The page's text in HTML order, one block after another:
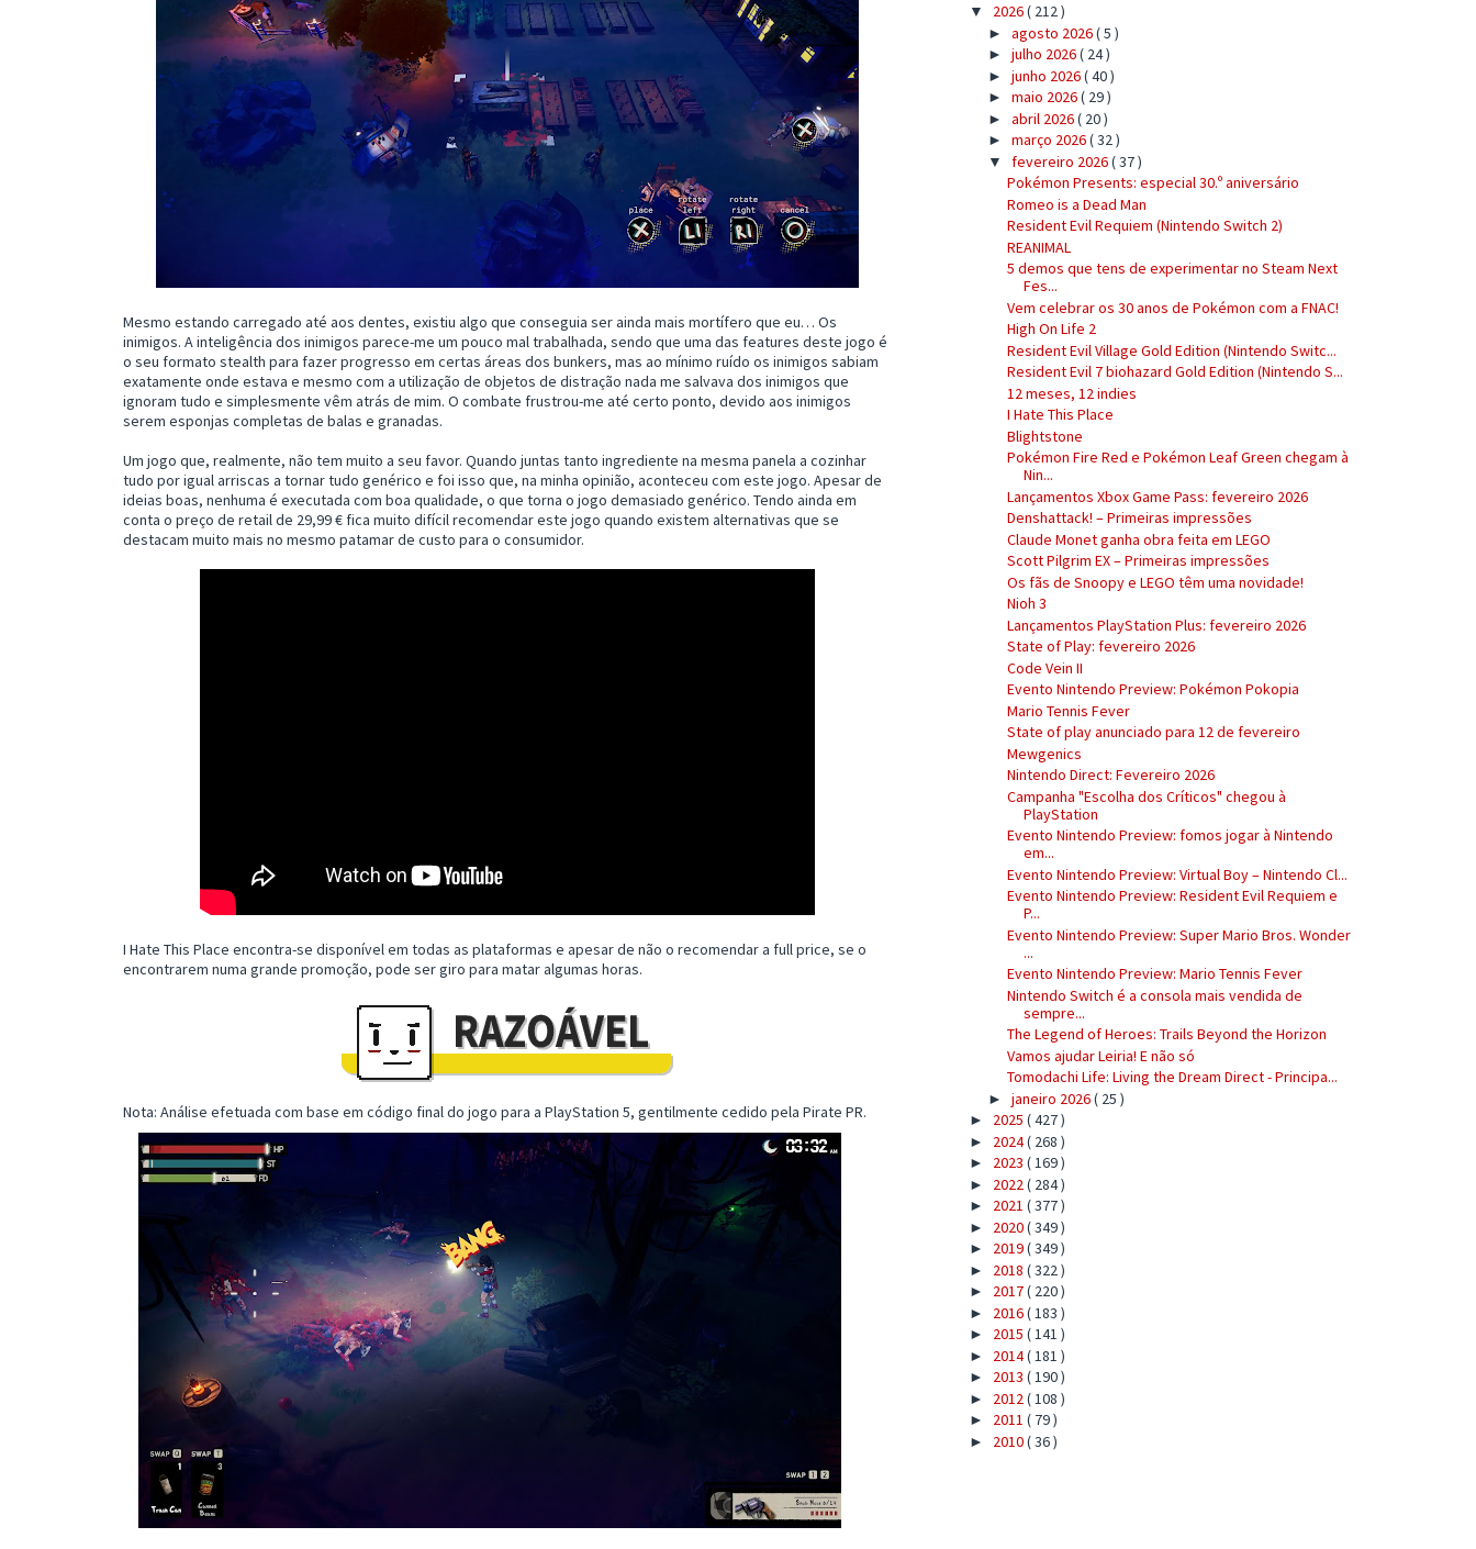
Mesmo estando carregado até aos dentes, existiu algo que conseguia ser ainda mais mortífero que eu… Os
inimigos. A inteligência dos inimigos parece-me um pouco mal trabalhada, sendo que uma das features deste jogo é
o seu formato stealth para fazer progresso em certas áreas dos bunkers, mas ao mínimo ruído os inimigos sabiam
exatamente onde estava e mesmo com a utilização de objetos de distração nada me salvava dos inimigos que
ignoram tudo e simplesmente vêm atrás de mim. O combate frustrou-me até certo ponto, devido aos inimigos
serem esponjas completas de balas e granadas.
Um jogo que, realmente, não tem muito a seu favor. Quando juntas tanto ingrediente na mesma panela a cozinhar
tudo por igual arriscas a tornar tudo genérico e foi isso que, na minha opinião, aconteceu com este jogo. Apesar de
ideias boas, nenhuma é executada com boa qualidade, o que torna o jogo demasiado genérico. Tendo ainda em
conta o preço de retail de 29,99 € fica muito difícil recomendar este jogo quando existem alternativas que se
destacam muito mais no mesmo patamar de custo para o consumidor.
I Hate This Place encontra-se disponível em todas as plataformas e apesar de não o recomendar a full price, se o
encontrarem numa grande promoção, pode ser giro para matar algumas horas.
Nota: Análise efetuada com base em código final do jogo para a PlayStation 5, gentilmente cedido pela Pirate PR.
▼ 2026( 212 )
► agosto 2026( 5 )
► julho 2026( 24 )
► junho 2026( 40 )
► maio 2026( 29 )
► abril 2026( 20 )
► março 2026( 32 )
▼ fevereiro 2026( 37 )
Pokémon Presents: especial 30.º aniversário
Romeo is a Dead Man
Resident Evil Requiem (Nintendo Switch 2)
REANIMAL
5 demos que tens de experimentar no Steam Next
Fes...
Vem celebrar os 30 anos de Pokémon com a FNAC!
High On Life 2
Resident Evil Village Gold Edition (Nintendo Switc...
Resident Evil 7 biohazard Gold Edition (Nintendo S...
12 meses, 12 indies
I Hate This Place
Blightstone
Pokémon Fire Red e Pokémon Leaf Green chegam à
Nin...
Lançamentos Xbox Game Pass: fevereiro 2026
Denshattack! – Primeiras impressões
Claude Monet ganha obra feita em LEGO
Scott Pilgrim EX – Primeiras impressões
Os fãs de Snoopy e LEGO têm uma novidade!
Nioh 3
Lançamentos PlayStation Plus: fevereiro 2026
State of Play: fevereiro 2026
Code Vein II
Evento Nintendo Preview: Pokémon Pokopia
Mario Tennis Fever
State of play anunciado para 12 de fevereiro
Mewgenics
Nintendo Direct: Fevereiro 2026
Campanha "Escolha dos Críticos" chegou à
PlayStation
Evento Nintendo Preview: fomos jogar à Nintendo
em...
Evento Nintendo Preview: Virtual Boy – Nintendo Cl...
Evento Nintendo Preview: Resident Evil Requiem e
P...
Evento Nintendo Preview: Super Mario Bros. Wonder
...
Evento Nintendo Preview: Mario Tennis Fever
Nintendo Switch é a consola mais vendida de
sempre...
The Legend of Heroes: Trails Beyond the Horizon
Vamos ajudar Leiria! E não só
Tomodachi Life: Living the Dream Direct - Principa...
► janeiro 2026( 25 )
► 2025 ( 427 )
► 2024( 268 )
► 2023 ( 169 )
► 2022 ( 284 )
► 2021 ( 377 )
► 2020( 349 )
► 2019( 349 )
► 2018 ( 322 )
► 2017( 220 )
► 2016( 183 )
► 2015 ( 141 )
► 2014( 181 )
► 2013 ( 190 )
► 2012 ( 108 )
► 2011 ( 79 )
► 2010( 36 )